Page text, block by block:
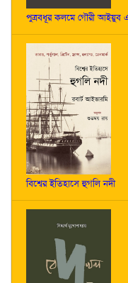
পুত্রবধূর কলমে গৌরী আইয়ুব
বিশ্বের ইতিহাসে হুগলি নদী